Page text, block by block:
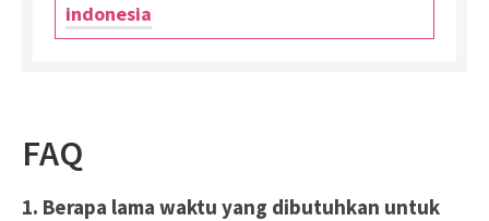
indonesia
FAQ
1. Berapa lama waktu yang dibutuhkan untuk